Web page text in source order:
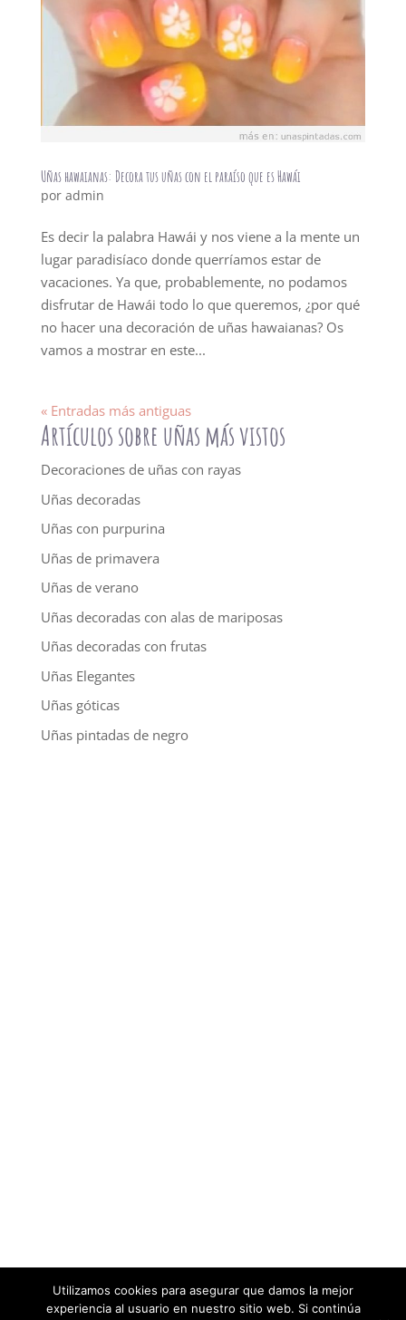
Uñas hawaianas: Decora tus uñas con el paraíso que es Hawái
por admin
Es decir la palabra Hawái y nos viene a la mente un
lugar paradisíaco donde querríamos estar de
vacaciones. Ya que, probablemente, no podamos
disfrutar de Hawái todo lo que queremos, ¿por qué
no hacer una decoración de uñas hawaianas? Os
vamos a mostrar en este...
« Entradas más antiguas
Artículos sobre uñas más vistos
Decoraciones de uñas con rayas
Uñas decoradas
Uñas con purpurina
Uñas de primavera
Uñas de verano
Uñas decoradas con alas de mariposas
Uñas decoradas con frutas
Uñas Elegantes
Uñas góticas
Uñas pintadas de negro
Utilizamos cookies para asegurar que damos la mejor
experiencia al usuario en nuestro sitio web. Si continúa